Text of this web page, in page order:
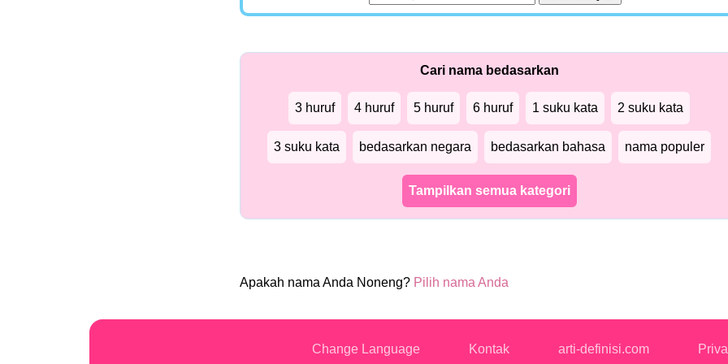
Cari nama bedasarkan
3 huruf 4 huruf 5 huruf 6 huruf 1 suku kata 2 suku kata
3 suku kata bedasarkan negara bedasarkan bahasa nama populer
Tampilkan semua kategori
Apakah nama Anda Noneng? Pilih nama Anda
Change Language Kontak arti-definisi.com